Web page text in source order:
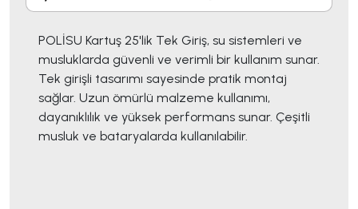
POLİSU Kartuş 25'lik Tek Giriş, su sistemleri ve
musluklarda güvenli ve verimli bir kullanım sunar.
Tek girişli tasarımı sayesinde pratik montaj
sağlar. Uzun ömürlü malzeme kullanımı,
dayanıklılık ve yüksek performans sunar. Çeşitli
musluk ve bataryalarda kullanılabilir.